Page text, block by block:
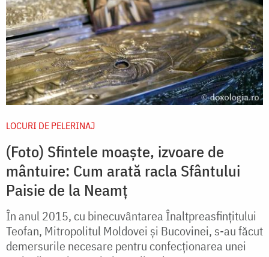
LOCURI DE PELERINAJ
(Foto) Sfintele moaște, izvoare de
mântuire: Cum arată racla Sfântului
Paisie de la Neamț
În anul 2015, cu binecuvântarea Înaltpreasfințitului
Teofan, Mitropolitul Moldovei și Bucovinei, s-au făcut
demersurile necesare pentru confecţionarea unei